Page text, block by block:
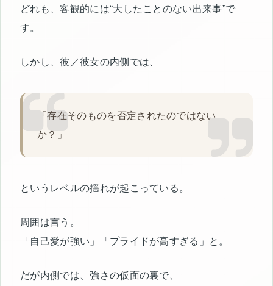
どれも、客観的には“大したことのない出来事”で
す。
しかし、彼／彼女の内側では、
「存在そのものを否定されたのではない
か？」
というレベルの揺れが起こっている。
周囲は言う。
「自己愛が強い」「プライドが高すぎる」と。
だが内側では、強さの仮面の裏で、